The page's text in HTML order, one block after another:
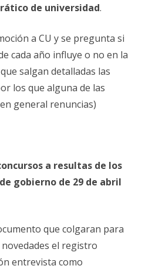
de universidad.
a CU y se pregunta si
cada año influye o no en la
salgan detalladas las
los que alguna de las
general renuncias)
a resultas de los
gobierno de 29 de abril
que colgaran para
el registro
entrevista como